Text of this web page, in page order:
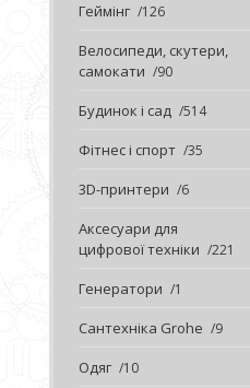
Геймінг 126
Велосипеди, скутери,
самокати
90
Будинок і сад 514
Фітнес і спорт 35
3D-принтери 6
Аксесуари для
цифрової техніки
221
Генератори 1
Сантехніка Grohe 9
Одяг 10